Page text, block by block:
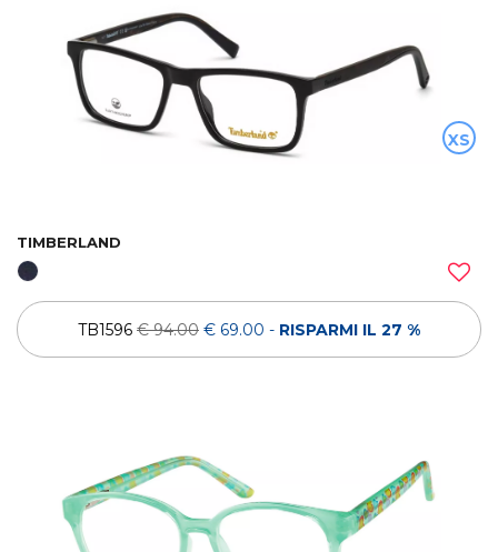
XS
TIMBERLAND
TB1596 € 94.00 € 69.00 - RISPARMI IL 27 %